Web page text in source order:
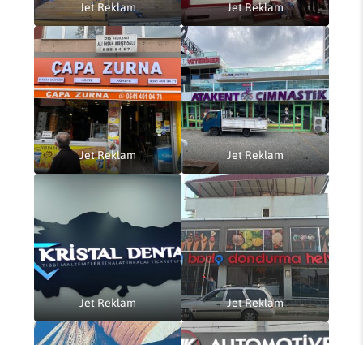
Jet Reklam Jet Reklam
Jet Reklam Jet Reklam
Jet Reklam Jet Reklam